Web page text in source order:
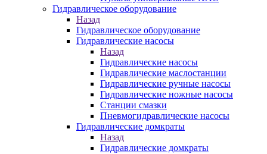
Гидравлическое оборудование
Назад
Гидравлическое оборудование
Гидравлические насосы
Назад
Гидравлические насосы
Гидравлические маслостанции
Гидравлические ручные насосы
Гидравлические ножные насосы
Станции смазки
Пневмогидравлические насосы
Гидравлические домкраты
Назад
Гидравлические домкраты